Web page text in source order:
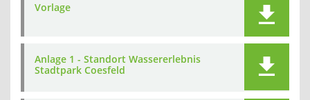
Vorlage
Anlage 1 - Standort Wassererlebnis
Stadtpark Coesfeld